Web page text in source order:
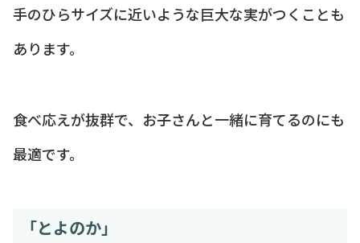
手のひらサイズに近いような巨大な実がつくことも
あります。
食べ応えが抜群で、お子さんと一緒に育てるのにも
最適です。
「とよのか」